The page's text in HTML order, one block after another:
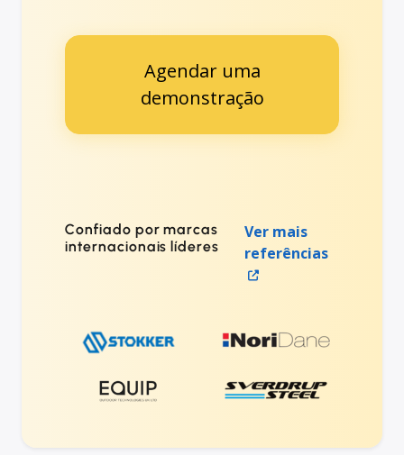
Agendar uma
demonstração
Confiado por marcas
internacionais líderes
Ver mais
referências